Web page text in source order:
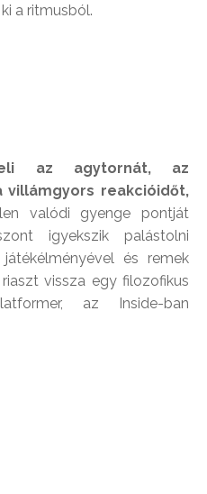
a ritmusból.
az agytornát, az
reakcióidőt,
valódi gyenge pontját
igyekszik palástolni
és remek
vissza egy filozofikus
az Inside-ban